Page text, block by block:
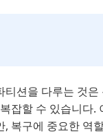
티션을 다루는 것은
잡할 수 있습니다.
복구에 중요한 역